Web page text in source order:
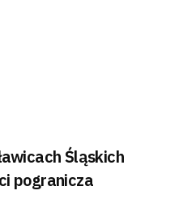
Śląskich
pogranicza